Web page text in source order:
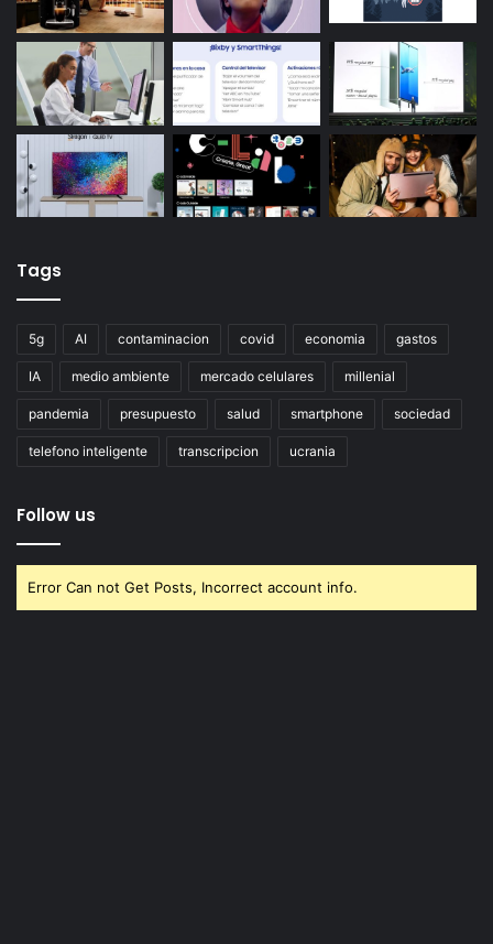
Tags
5g AI contaminacion covid economia gastos
IA medio ambiente mercado celulares millenial
pandemia presupuesto salud smartphone sociedad
telefono inteligente transcripcion ucrania
Follow us
Error Can not Get Posts, Incorrect account info.